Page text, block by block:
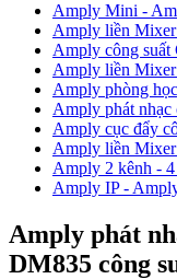
Amply Mini -
Amply liền
Amply công suất
Amply liền
Amply phòng
Amply phát nhạc
Amply cục đẩy
Amply liền Mixer
Amply 2 kênh - 4
Amply IP -
Amply phát
DM835 công